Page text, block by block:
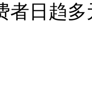
者日趋